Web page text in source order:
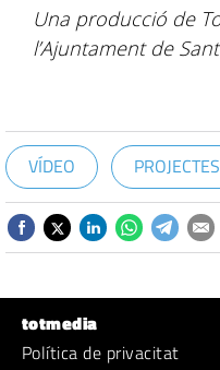
Una producció de
l’Ajuntament de
VÍDEO
totmedia
Política de privacitat